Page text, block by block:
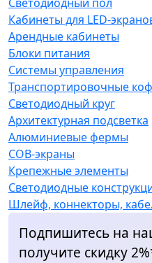
Светодиодный пол
Кабинеты для LED-
Арендные кабинеты
Блоки питания
Системы управления
Транспортировочные
Светодиодный круг
Архитектурная подсветка
Алюминиевые фермы
COB-экраны
Крепежные элементы
Светодиодные
Шлейф, коннекторы,
Подпишитесь на
получите скидку